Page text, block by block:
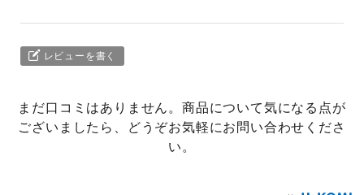
レビューを書く
まだ口コミはありません。商品について気になる点が
ございましたら、どうぞお気軽にお問い合わせくださ
い。